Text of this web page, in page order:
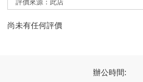
尚未有任何評價
辦公時間: